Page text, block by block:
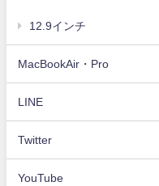
12.9インチ
MacBookAir・Pro
LINE
Twitter
YouTube